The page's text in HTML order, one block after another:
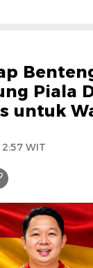
Piala
untuk
WIT